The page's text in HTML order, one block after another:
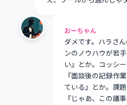
おーちゃん
ダメです。ハラさ
ンのノウハウが若
い』とか。コッシ
『面談後の記録作
ている』とか。課
『じゃあ、この議